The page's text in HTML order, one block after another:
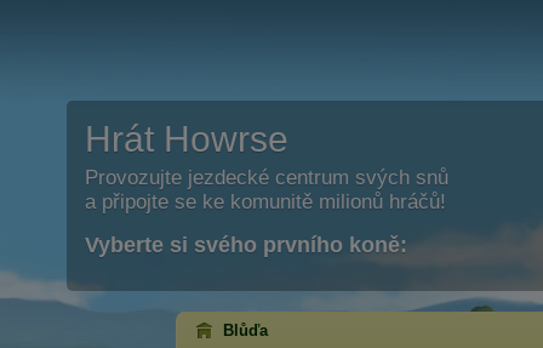
Hrát Howrse
Provozujte jezdecké centrum svých snů
a připojte se ke komunitě milionů hráčů!
Vyberte si svého prvního koně:
Blůďa